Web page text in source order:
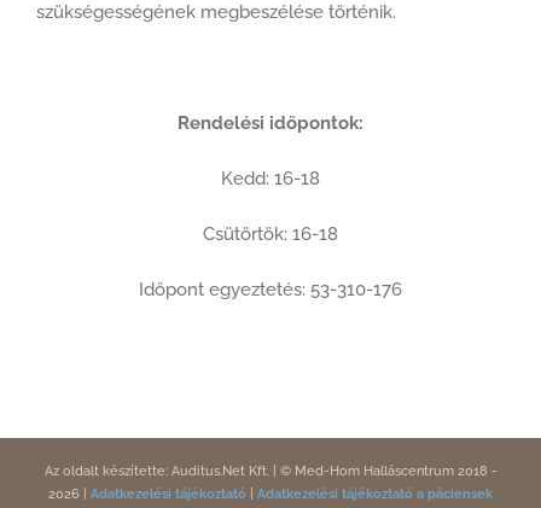
szükségességének megbeszélése történik.
Rendelési időpontok:
Kedd: 16-18
Csütörtök: 16-18
Időpont egyeztetés: 53-310-176
Az oldalt készítette: Auditus.Net Kft.| © Med-Hom Halláscentrum 2018 -
2026
Adatkezelési tájékoztató Adatkezelési tájékoztató a páciensek